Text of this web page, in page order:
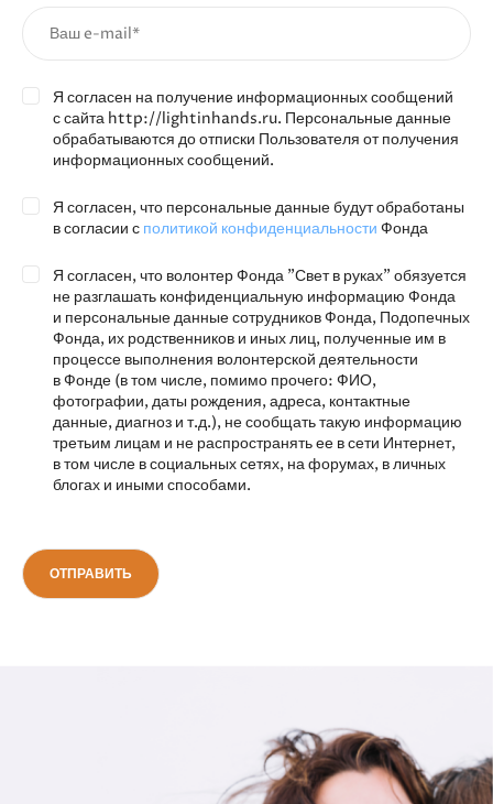
Я согласен на получение информационных сообщений
с сайта http://lightinhands.ru. Персональные данные
обрабатываются до отписки Пользователя от получения
информационных сообщений.
Я согласен, что персональные данные будут обработаны
в согласии с политикой конфиденциальности Фонда
Я согласен, что волонтер Фонда "Свет в руках" обязуется
не разглашать конфиденциальную информацию Фонда
и персональные данные сотрудников Фонда, Подопечных
Фонда, их родственников и иных лиц, полученные им в
процессе выполнения волонтерской деятельности
в Фонде (в том числе, помимо прочего: ФИО,
фотографии, даты рождения, адреса, контактные
данные, диагноз и т.д.), не сообщать такую информацию
третьим лицам и не распространять ее в сети Интернет,
в том числе в социальных сетях, на форумах, в личных
блогах и иными способами.